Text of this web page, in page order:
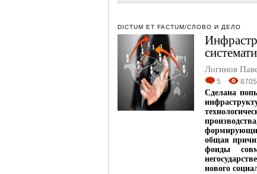
DICTUM ET FACTUM/СЛОВО И ДЕЛО
Логинов
5 8705
Сделана
общая
фонды
нового